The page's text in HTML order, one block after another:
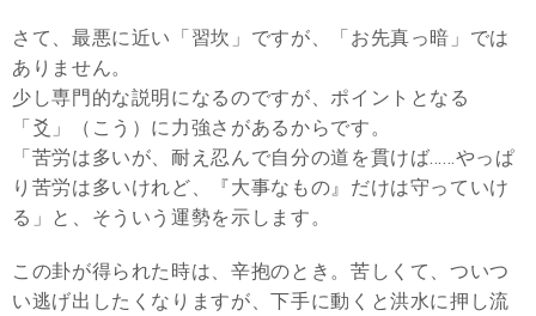
さて、最悪に近い「習坎」ですが、「お先真っ暗」では
ありません。
少し専門的な説明になるのですが、ポイントとなる
「爻」（こう）に力強さがあるからです。
「苦労は多いが、耐え忍んで自分の道を貫けば……やっぱ
り苦労は多いけれど、『大事なもの』だけは守っていけ
る」と、そういう運勢を示します。
この卦が得られた時は、辛抱のとき。苦しくて、ついつ
い逃げ出したくなりますが、下手に動くと洪水に押し流